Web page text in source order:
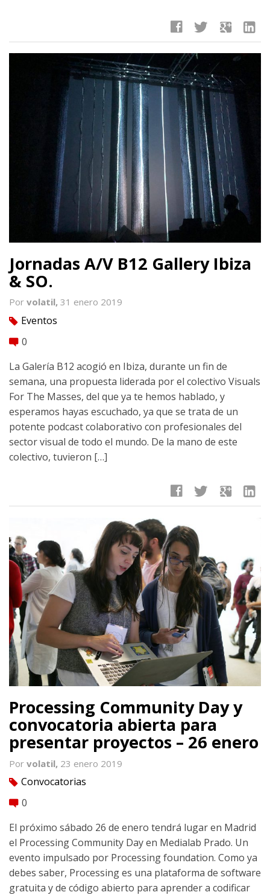
facebook twitter google linkedin
Jornadas A/V B12 Gallery Ibiza
& SO.
Por volatil, 31 enero 2019
tag Eventos
comment 0
La Galería B12 acogió en Ibiza, durante un fin de
semana, una propuesta liderada por el colectivo Visuals
For The Masses, del que ya te hemos hablado, y
esperamos hayas escuchado, ya que se trata de un
potente podcast colaborativo con profesionales del
sector visual de todo el mundo. De la mano de este
colectivo, tuvieron […]
facebook twitter google linkedin
Processing Community Day y
convocatoria abierta para
presentar proyectos – 26 enero
Por volatil, 23 enero 2019
tag Convocatorias
comment 0
El próximo sábado 26 de enero tendrá lugar en Madrid
el Processing Community Day en Medialab Prado. Un
evento impulsado por Processing foundation. Como ya
debes saber, Processing es una plataforma de software
gratuita y de código abierto para aprender a codificar